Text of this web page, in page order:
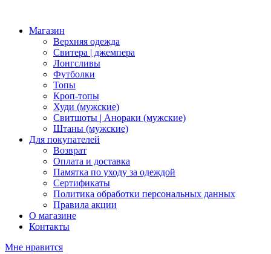
Магазин
Верхняя одежда
Свитера | джемпера
Лонгсливы
Футболки
Топы
Кроп-топы
Худи (мужские)
Свитшоты | Анораки (мужские)
Штаны (мужские)
Для покупателей
Возврат
Оплата и доставка
Памятка по уходу за одеждой
Сертификаты
Политика обработки персональных данных
Правила акции
О магазине
Контакты
Мне нравится